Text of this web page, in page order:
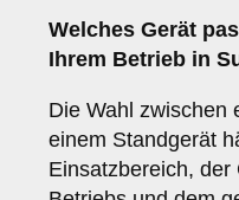
Welches Gerät
Ihrem Betrieb in
Die Wahl zwischen
einem Standgerät
Einsatzbereich, der